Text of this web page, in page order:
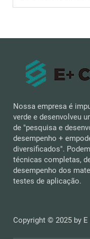
Nossa empresa é
verde e desenvolveu
de "pesquisa e
desempenho +
diversificados".
técnicas completas,
desempenho dos
testes de aplicação.
Copyright © 2025 by